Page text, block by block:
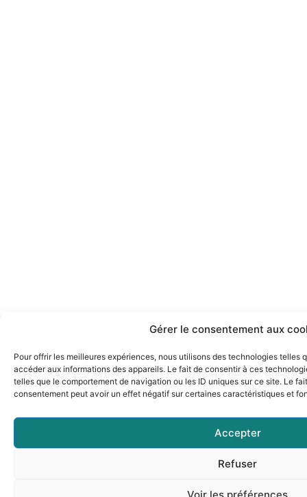
Gérer le consentement aux
Pour offrir les meilleures expériences, nous utilisons des technologies telles
accéder aux informations des appareils. Le fait de consentir à ces
telles que le comportement de navigation ou les ID uniques sur ce site. Le
consentement peut avoir un effet négatif sur certaines caractéristiques et
Accepter
Refuser
Voir les préférences